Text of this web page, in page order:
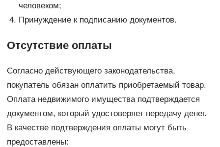
человеком;
Принуждение к подписанию документов.
Отсутствие оплаты
Согласно действующего законодательства,
покупатель обязан оплатить приобретаемый товар.
Оплата недвижимого имущества подтверждается
документом, который удостоверяет передачу денег.
В качестве подтверждения оплаты могут быть
предоставлены: